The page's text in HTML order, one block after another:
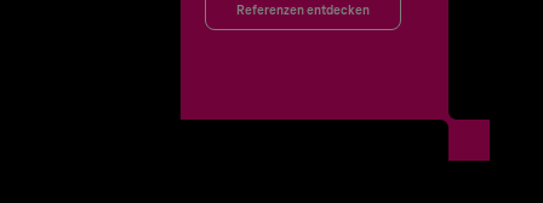
Referenzen entdecken